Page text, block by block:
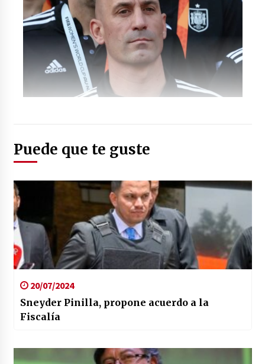
Puede que te guste
20/07/2024
Sneyder Pinilla, propone acuerdo a la
Fiscalía